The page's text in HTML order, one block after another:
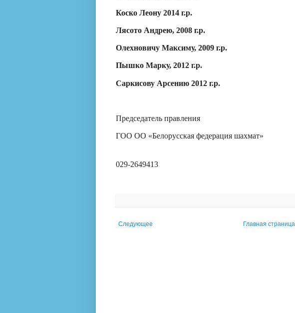
Коско Леону 2014 г.р.
Лясото Андрею, 2008 г.р.
Олехновичу Максиму, 2009 г.р.
Пышко Марку, 2012 г.р.
Саркисову Арсению 2012 г.р.
Председатель правления
ГОО ОО «Белорусская федерация шахмат»
029-2649413
Следующее Главная страница